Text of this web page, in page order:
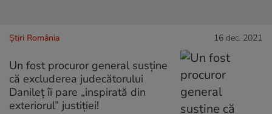
Știri România 16 dec. 2021
Un fost procuror general susține
că excluderea judecătorului
Danileț îi pare „inspirată din
exteriorul” justiției!